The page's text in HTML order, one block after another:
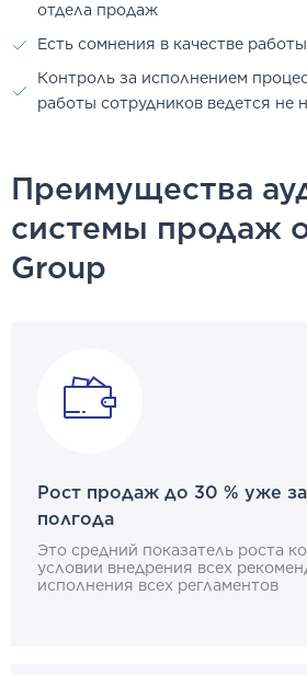
отдела продаж
Есть сомнения в качестве
Контроль за исполнением
работы сотрудников ведется не
Преимущества
системы продаж
Group
Рост продаж до 30 % уже
полгода
Это средний показатель роста
условии внедрения всех
исполнения всех регламентов